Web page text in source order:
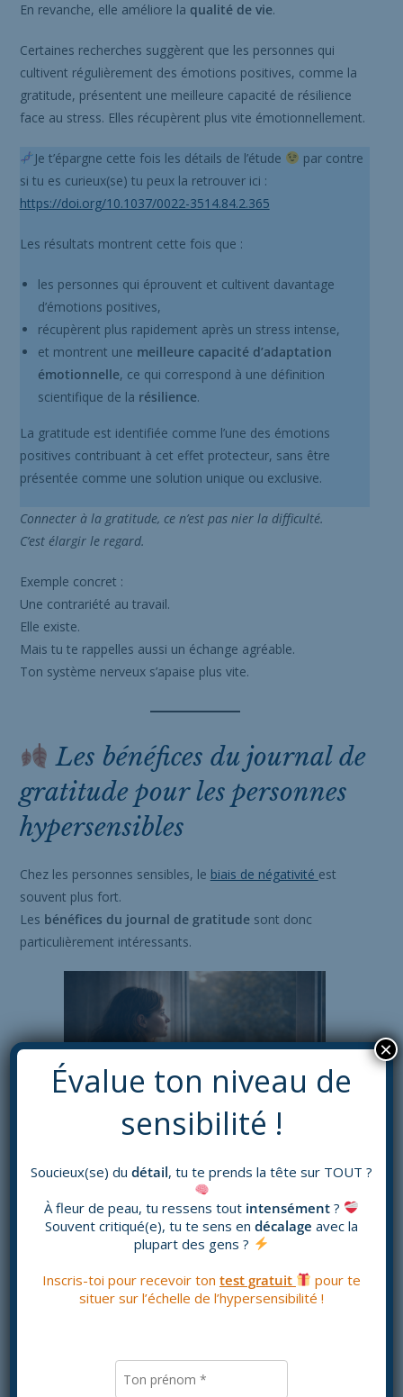
En revanche, elle améliore la qualité de vie.
Certaines recherches suggèrent que les personnes qui
cultivent régulièrement des émotions positives, comme la
gratitude, présentent une meilleure capacité de résilience
face au stress. Elles récupèrent plus vite émotionnellement.
Je t’épargne cette fois les détails de l’étude
par contre
si tu es curieux(se) tu peux la retrouver ici :
https://doi.org/10.1037/0022-3514.84.2.365
Les résultats montrent cette fois que :
les personnes qui éprouvent et cultivent davantage
d’émotions positives,
récupèrent plus rapidement après un stress intense,
et montrent une meilleure capacité d’adaptation
émotionnelle, ce qui correspond à une définition
scientifique de la résilience.
La gratitude est identifiée comme l’une des émotions
positives contribuant à cet effet protecteur, sans être
présentée comme une solution unique ou exclusive.
Connecter à la gratitude, ce n’est pas nier la difficulté.
C’est élargir le regard.
Exemple concret :
Une contrariété au travail.
Elle existe.
Mais tu te rappelles aussi un échange agréable.
Ton système nerveux s’apaise plus vite.
Les bénéfices du journal de
gratitude pour les personnes
hypersensibles
Chez les personnes sensibles, le biais de négativité est
souvent plus fort.
Les bénéfices du journal de gratitudesont donc
particulièrement intéressants.
Mais à condition de bien l’utiliser.
Prendre du recul émotionnel
sans se couper de ce que l’on
ressent
Au contraire, il aide à la traverser avec plus de douceur.
Évalue ton niveau de
sensibilité !
Soucieux(se) du détail, tu te prends la tête sur TOUT ?
À fleur de peau, tu ressens tout intensément?
Souvent critiqué(e), tu te sens en décalage avec la
plupart des gens ?
Inscris-toi pour recevoir ton test gratuit
pour te
situer sur l’échelle de l’hypersensibilité !
×